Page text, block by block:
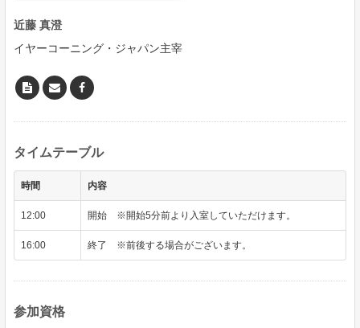
近藤 真澄
イヤーコーニング・ジャパン主宰
タイムテーブル
時間 内容
12:00 開始 ※開始5分前より入室していただけます。
16:00 終了 ※前後する場合がございます。
参加資格